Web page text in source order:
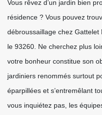
Vous rêvez d’un jardin bien
résidence ? Vous pouvez
débroussaillage chez
le 93260. Ne cherchez plus
votre bonheur constitue son
jardiniers renommés surtout
éparpillées et s’entremêlant
vous inquiétez pas, les